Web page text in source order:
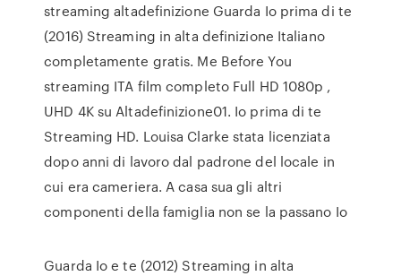
streaming altadefinizione Guarda Io prima di te
(2016) Streaming in alta definizione Italiano
completamente gratis. Me Before You
streaming ITA film completo Full HD 1080p ,
UHD 4K su Altadefinizione01. Io prima di te
Streaming HD. Louisa Clarke stata licenziata
dopo anni di lavoro dal padrone del locale in
cui era cameriera. A casa sua gli altri
componenti della famiglia non se la passano Io
Guarda Io e te (2012) Streaming in alta